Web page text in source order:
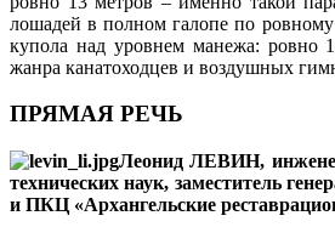
лошадей в полном галопе по ровному
купола над уровнем манежа: ровно
жанра канатоходцев и воздушных
ПРЯМАЯ РЕЧЬ
Леонид ЛЕВИН,
технических наук, заместитель
и ПКЦ «Архангельские